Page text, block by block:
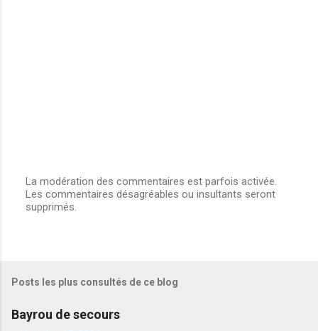
E
n
t
e
r
La modération des commentaires est parfois activée.
Les commentaires désagréables ou insultants seront
supprimés.
Posts les plus consultés de ce blog
Bayrou de secours